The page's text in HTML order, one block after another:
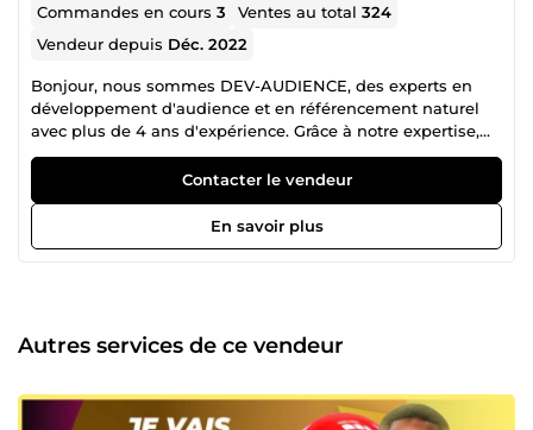
Commandes en cours3 Ventes au total324
Vendeur depuis Déc. 2022
Bonjour, nous sommes DEV-AUDIENCE, des experts en
développement d'audience et en référencement naturel
avec plus de 4 ans d'expérience. Grâce à notre expertise,
nous avons aidé de nombreuses entreprises et
professionnels à améliorer leur visibilité en ligne et à
attirer un trafic qualifié. ✅ Notre engagement : Vous offrir
des solutions sur mesure et vous fournir un travail de
qualité irréprochable pour surpasser vos attentes. 💼 Plus
à vos questions et à vous accompagner dans la réussite de
vos projets. N'hésitez pas à essayer nos services, et
atout.
Contacter le vendeur
En savoir plus
Autres services de ce vendeur